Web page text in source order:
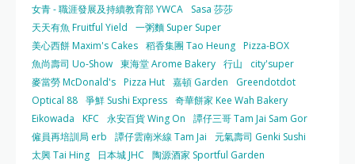
女青 - 職涯發展及持續教育部 YWCA
Sasa 莎莎
天天有魚 Fruitful Yield
一粥麵 Super Super
美心西餅 Maxim's Cakes 稻香集團 Tao Heung Pizza-BOX
魚尚壽司 Uo-Show 東海堂 Arome Bakery 行山
city'super
麥當勞 McDonald's Pizza Hut 嘉頓 Garden
Greendotdot
Optical 88 爭鮮 Sushi Express 奇華餅家 Kee Wah Bakery
Eikowada
KFC 永安百貨 Wing On
譚仔三哥 Tam Jai Sam Gor
僱員再培訓局 erb
譚仔雲南米線 Tam Jai
元氣壽司 Genki Sushi
太興 Tai Hing
日本城 JHC 陶源酒家 Sportful Garden